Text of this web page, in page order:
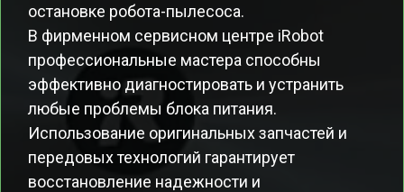
остановке робота-пылесоса.
В фирменном сервисном центре iRobot
профессиональные мастера способны
эффективно диагностировать и устранить
любые проблемы блока питания.
Использование оригинальных запчастей и
передовых технологий гарантирует
восстановление надежности и